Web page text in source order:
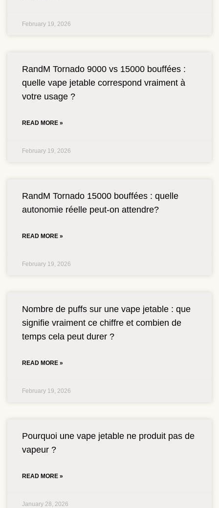
February 19, 2026
RandM Tornado 9000 vs 15000 bouffées :
quelle vape jetable correspond vraiment à
votre usage ?
READ MORE »
February 19, 2026
RandM Tornado 15000 bouffées : quelle
autonomie réelle peut-on attendre?
READ MORE »
February 19, 2026
Nombre de puffs sur une vape jetable : que
signifie vraiment ce chiffre et combien de
temps cela peut durer ?
READ MORE »
February 19, 2026
Pourquoi une vape jetable ne produit pas de
vapeur ?
READ MORE »
January 28, 2026